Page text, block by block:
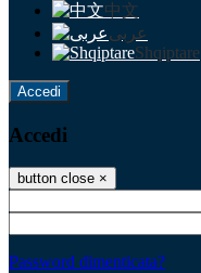
中文
عربى
Shqiptare
Accedi
Accedi
button close ×
Password dimenticata?